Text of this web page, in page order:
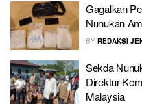
Gagalkan
Nunukan
BY REDAKSI
Sekda
Direktur
Malaysia